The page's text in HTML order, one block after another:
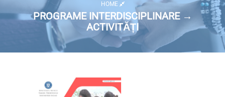
HOME
PROGRAME INTERDISCIPLINARE →
ACTIVITĂȚI